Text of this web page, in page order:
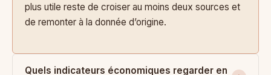
plus utile reste de croiser au moins deux sources et
de remonter à la donnée d’origine.
Quels indicateurs économiques regarder en